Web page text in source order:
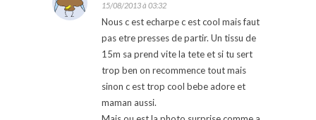
15/08/2013 à 03:32
Nous c est echarpe c est cool mais faut
pas etre presses de partir. Un tissu de
15m sa prend vite la tete et si tu sert
trop ben on recommence tout mais
sinon c est trop cool bebe adore et
maman aussi.